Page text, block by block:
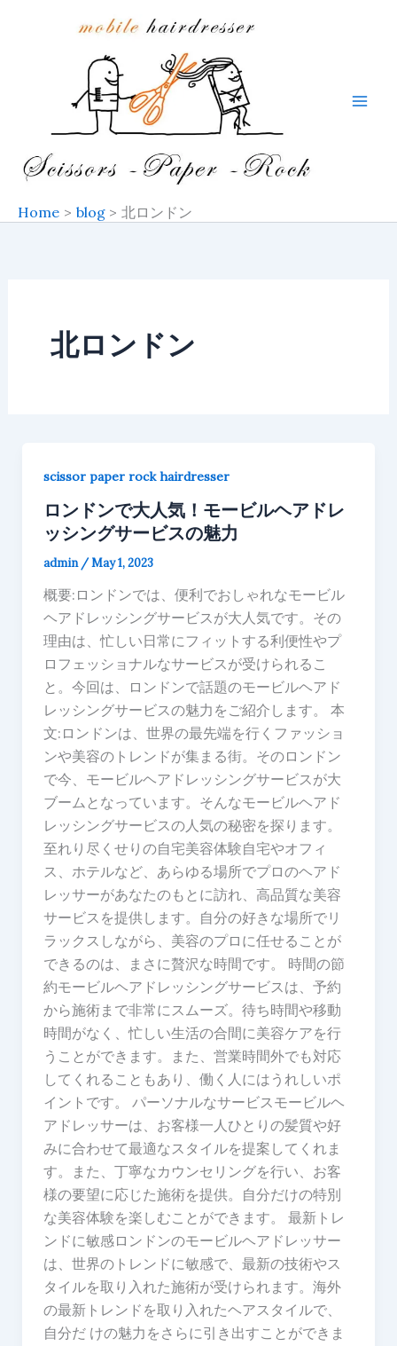
Home blog 北ロンドン
北ロンドン
scissor paper rock hairdresser
ロンドンで大人気！モービルヘアドレ
ッシングサービスの魅力
admin /May 1, 2023
概要:ロンドンでは、便利でおしゃれなモービル
ヘアドレッシングサービスが大人気です。その
理由は、忙しい日常にフィットする利便性やプ
ロフェッショナルなサービスが受けられるこ
と。今回は、ロンドンで話題のモービルヘアド
レッシングサービスの魅力をご紹介します。 本
文:ロンドンは、世界の最先端を行くファッショ
ンや美容のトレンドが集まる街。そのロンドン
で今、モービルヘアドレッシングサービスが大
ブームとなっています。そんなモービルヘアド
レッシングサービスの人気の秘密を探ります。
至れり尽くせりの自宅美容体験自宅やオフィ
ス、ホテルなど、あらゆる場所でプロのヘアド
レッサーがあなたのもとに訪れ、高品質な美容
サービスを提供します。自分の好きな場所でリ
ラックスしながら、美容のプロに任せることが
できるのは、まさに贅沢な時間です。 時間の節
約モービルヘアドレッシングサービスは、予約
から施術まで非常にスムーズ。待ち時間や移動
時間がなく、忙しい生活の合間に美容ケアを行
うことができます。また、営業時間外でも対応
してくれることもあり、働く人にはうれしいポ
イントです。 パーソナルなサービスモービルヘ
アドレッサーは、お客様一人ひとりの髪質や好
みに合わせて最適なスタイルを提案してくれま
す。また、丁寧なカウンセリングを行い、お客
様の要望に応じた施術を提供。自分だけの特別
な美容体験を楽しむことができます。 最新トレ
ンドに敏感ロンドンのモービルヘアドレッサー
は、世界のトレンドに敏感で、最新の技術やス
タイルを取り入れた施術が受けられます。海外
の最新トレンドを取り入れたヘアスタイルで、
自分だ けの魅力をさらに引き出すことができま